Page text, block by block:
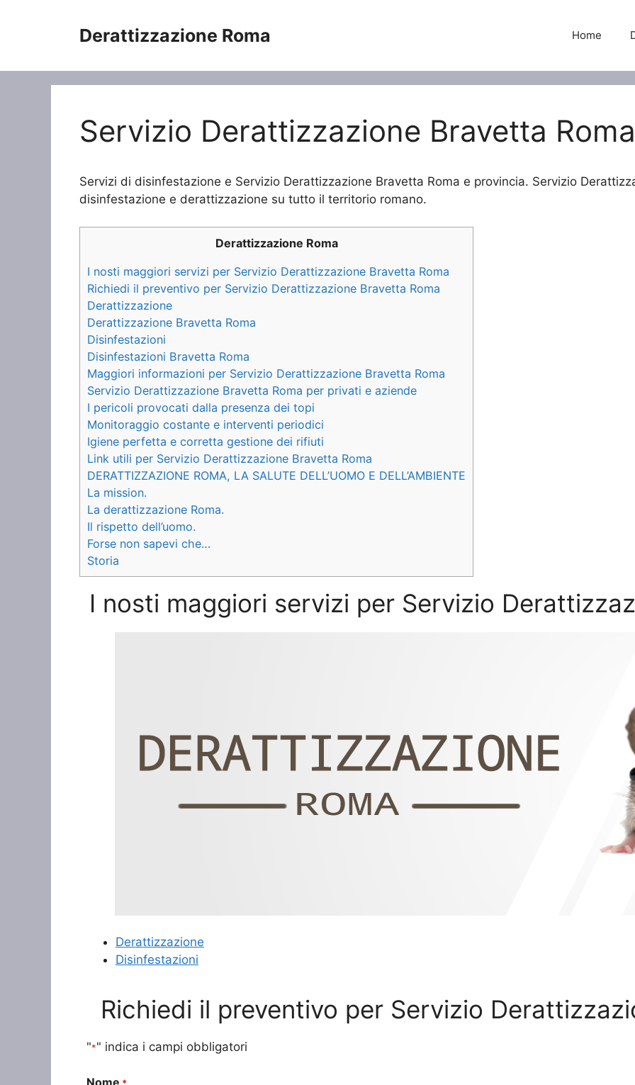
Derattizzazione Roma Home
Servizio Derattizzazione Bravetta Roma
Servizi di disinfestazione e Servizio Derattizzazione Bravetta Roma e provincia. Servizio
disinfestazione e derattizzazione su tutto il territorio romano.
Derattizzazione Roma
I nosti maggiori servizi per Servizio Derattizzazione Bravetta Roma
Richiedi il preventivo per Servizio Derattizzazione Bravetta Roma
Derattizzazione
Derattizzazione Bravetta Roma
Disinfestazioni
Disinfestazioni Bravetta Roma
Maggiori informazioni per Servizio Derattizzazione Bravetta Roma
Servizio Derattizzazione Bravetta Roma per privati e aziende
I pericoli provocati dalla presenza dei topi
Monitoraggio costante e interventi periodici
Igiene perfetta e corretta gestione dei rifiuti
Link utili per Servizio Derattizzazione Bravetta Roma
DERATTIZZAZIONE ROMA, LA SALUTE DELL’UOMO E DELL’AMBIENTE
La mission.
La derattizzazione Roma.
Il rispetto dell’uomo.
Forse non sapevi che…
Storia
I nosti maggiori servizi per Servizio
Derattizzazione
Disinfestazioni
Richiedi il preventivo per Servizio
"*" indica i campi obbligatori